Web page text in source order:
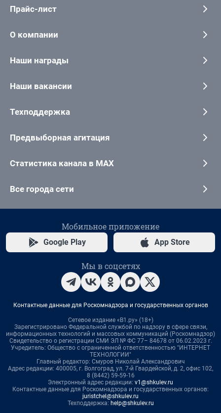
Прайс-лист
О компании
Наши награды
Наши вакансии
Техподдержка
Предвыборная агитация
Статистика канала в MAX
Все города сети
Мобильное приложение
Google Play App Store
Мы в соцсетях
Контактные данные для Роскомнадзора и государственных органов
Сетевое издание «В1.ру» (18+)
Зарегистрировано Федеральной службой по надзору в сфере связи,
информационных технологий и массовых коммуникаций (Роскомнадзор)
Свидетельство о регистрации СМИ ЭЛ № ФС 77– 84678 от 06.02.2023 г.
Учредитель: Общество с ограниченной ответственностью "ИНТЕРНЕТ
ТЕХНОЛОГИИ"
Главный редактор: Смуров Николай Александрович
Адрес редакции: 400005, г. Волгоград, ул. 7-й Гвардейской, д. 2, офис 102,
8 (8442) 59-59-16
Электронный адрес редакции: v1@shkulev.ru
Контактные данные для Роскомнадзора и государственных органов:
juristchel@shkulev.ru
Техподдержка: help@shkulev.ru